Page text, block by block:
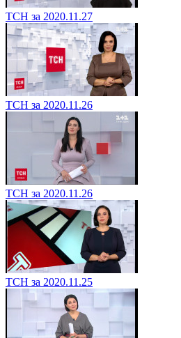
ТСН за 2020.11.27
ТСН за 2020.11.26
ТСН за 2020.11.26
ТСН за 2020.11.25